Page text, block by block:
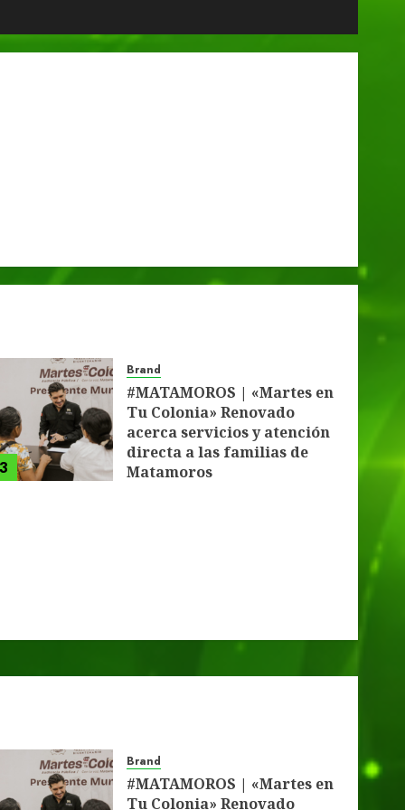
3
Brand
#MATAMOROS | «Martes en
Tu Colonia» Renovado
acerca servicios y atención
directa a las familias de
Matamoros
Brand
#MATAMOROS | «Martes en
Tu Colonia» Renovado